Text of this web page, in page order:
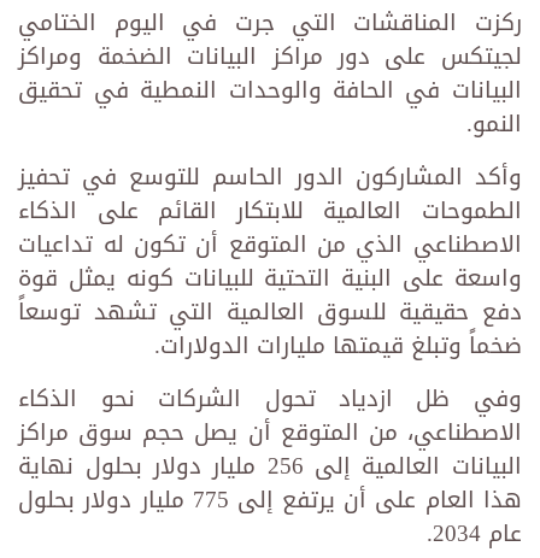
ركزت المناقشات التي جرت في اليوم الختامي
لجيتكس على دور مراكز البيانات الضخمة ومراكز
البيانات في الحافة والوحدات النمطية في تحقيق
النمو.
وأكد المشاركون الدور الحاسم للتوسع في تحفيز
الطموحات العالمية للابتكار القائم على الذكاء
الاصطناعي الذي من المتوقع أن تكون له تداعيات
واسعة على البنية التحتية للبيانات كونه يمثل قوة
دفع حقيقية للسوق العالمية التي تشهد توسعاً
ضخماً وتبلغ قيمتها مليارات الدولارات.
وفي ظل ازدياد تحول الشركات نحو الذكاء
الاصطناعي، من المتوقع أن يصل حجم سوق مراكز
البيانات العالمية إلى 256 مليار دولار بحلول نهاية
هذا العام على أن يرتفع إلى 775 مليار دولار بحلول
عام 2034.